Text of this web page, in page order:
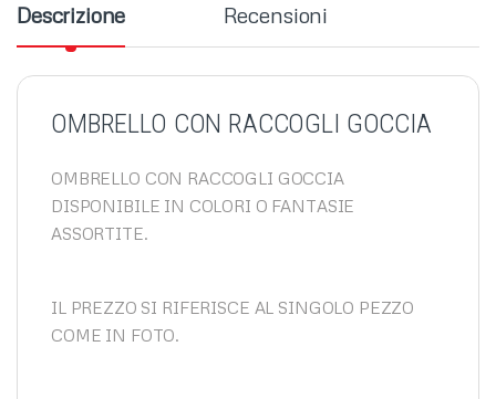
Descrizione Recensioni
OMBRELLO CON RACCOGLI GOCCIA
OMBRELLO CON RACCOGLI GOCCIA
DISPONIBILE IN COLORI O FANTASIE
ASSORTITE.
IL PREZZO SI RIFERISCE AL SINGOLO PEZZO
COME IN FOTO.